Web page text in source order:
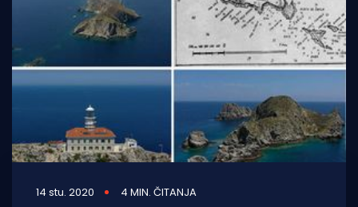
14 stu. 2020 4 MIN. ČITANJA